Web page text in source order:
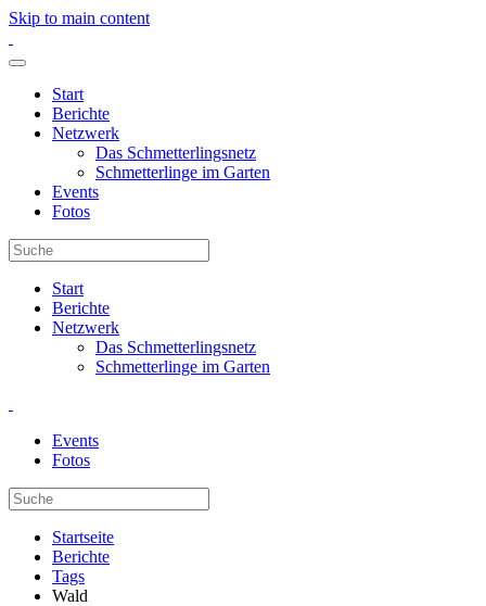
Skip to main content
Start
Berichte
Netzwerk
Das Schmetterlingsnetz
Schmetterlinge im Garten
Events
Fotos
Start
Berichte
Netzwerk
Das Schmetterlingsnetz
Schmetterlinge im Garten
Events
Fotos
Startseite
Berichte
Tags
Wald